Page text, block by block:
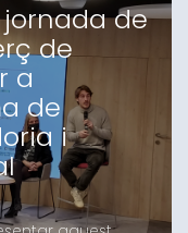
de
de
a
de
i